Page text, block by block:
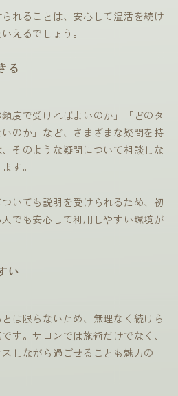
れることは、安心して温活を続け
えるでしょう。
る
度で受ければよいのか」「どのタ
のか」など、さまざまな疑問を持
そのような疑問について相談しな
す。
いても説明を受けられるため、初
でも安心して利用しやすい環境が
い
は限らないため、無理なく続けら
す。サロンでは施術だけでなく、
しながら過ごせることも魅力の一